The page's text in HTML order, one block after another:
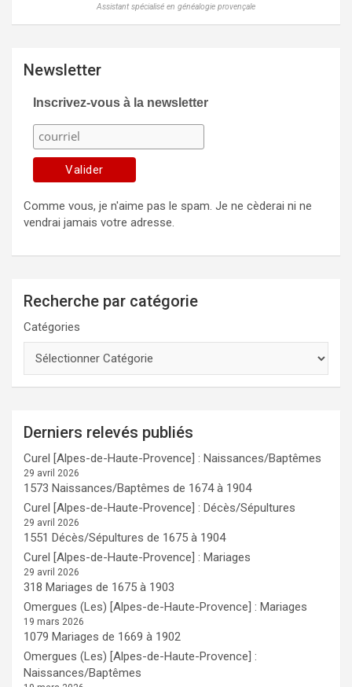
Assistant spécialisé en généalogie provençale
Newsletter
Inscrivez-vous à la newsletter
Comme vous, je n'aime pas le spam. Je ne cèderai ni ne
vendrai jamais votre adresse.
Recherche par catégorie
Catégories
Derniers relevés publiés
Curel [Alpes-de-Haute-Provence] : Naissances/Baptêmes
29 avril 2026
1573 Naissances/Baptêmes de 1674 à 1904
Curel [Alpes-de-Haute-Provence] : Décès/Sépultures
29 avril 2026
1551 Décès/Sépultures de 1675 à 1904
Curel [Alpes-de-Haute-Provence] : Mariages
29 avril 2026
318 Mariages de 1675 à 1903
Omergues (Les) [Alpes-de-Haute-Provence] : Mariages
19 mars 2026
1079 Mariages de 1669 à 1902
Omergues (Les) [Alpes-de-Haute-Provence] :
Naissances/Baptêmes